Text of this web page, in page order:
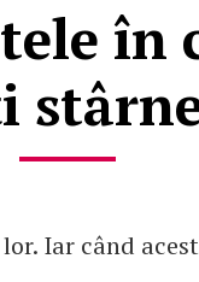
în
Iar când